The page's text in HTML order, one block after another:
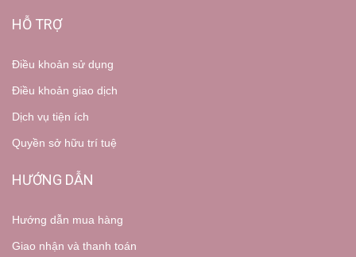
HỖ TRỢ
Điều khoản sử dụng
Điều khoản giao dịch
Dịch vụ tiện ích
Quyền sở hữu trí tuệ
HƯỚNG DẪN
Hướng dẫn mua hàng
Giao nhận và thanh toán